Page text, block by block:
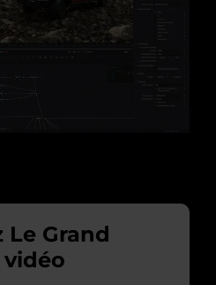
Le Grand